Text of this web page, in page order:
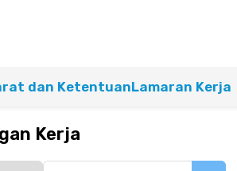
dan KetentuanLamaran Kerja
Kerja